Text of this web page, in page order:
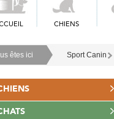
CHIENS
êtes ici Sport Canin